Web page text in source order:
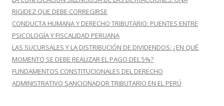
RIGIDEZ QUE DEBE CORREGIRSE
CONDUCTA HUMANA Y DERECHO TRIBUTARIO: PUENTES ENTRE
PSICOLOGÍA Y FISCALIDAD PERUANA
LAS SUCURSALES Y LA DISTRIBUCIÓN DE DIVIDENDOS: ¿EN QUÉ
MOMENTO SE DEBE REALIZAR EL PAGO DEL 5%?
FUNDAMENTOS CONSTITUCIONALES DEL DERECHO
ADMINISTRATIVO SANCIONADOR TRIBUTARIO EN EL PERÚ